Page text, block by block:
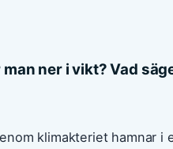
man ner i vikt? Vad
klimakteriet hamnar